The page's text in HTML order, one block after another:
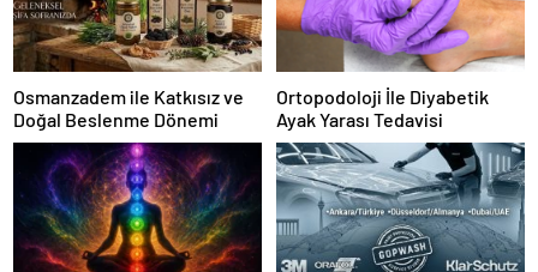
Osmanzadem ile Katkısız ve
Doğal Beslenme Dönemi
Ortopodoloji İle Diyabetik
Ayak Yarası Tedavisi